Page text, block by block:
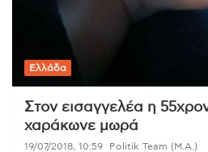
Ελλάδα
Στον εισαγγελέα η
χαράκωνε μωρά
19/07/2018, 10:59 Politik Team (Μ.Α.)